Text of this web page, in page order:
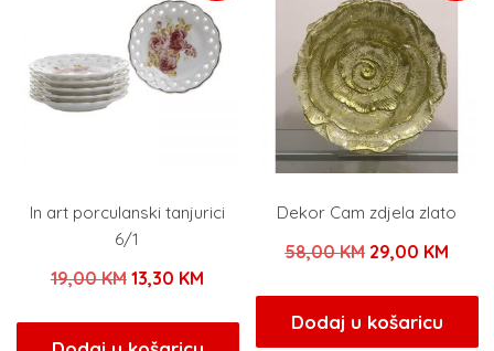
In art porculanski tanjurici
6/1
19,00KM Izvorna
bila
13,30 KMTrenutna
je:
Dekor Cam zdjela zlato
58,00KM Izvorna
bila
29,00 KM
Dodaj u košaricu